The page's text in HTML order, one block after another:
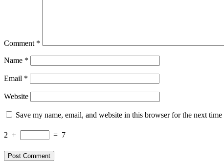
Comment *
Name *
Email *
Website
Save my name, email, and website in this browser for the next
2 + = 7